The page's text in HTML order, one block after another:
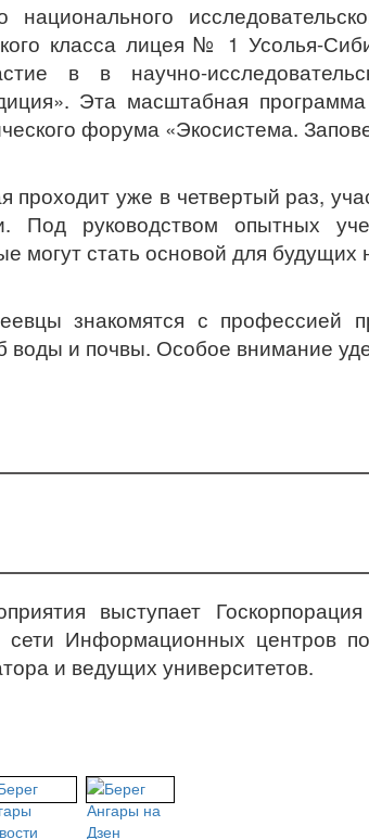
национального
класса лицея № 1 Усолья-
в в научно-
Эта масштабная
форума «Экосистема.
проходит уже в четвертый раз,
Под руководством опытных
могут стать основой для
знакомятся с профессией
воды и почвы. Особое внимание
выступает
сети Информационных центров
и ведущих университетов.